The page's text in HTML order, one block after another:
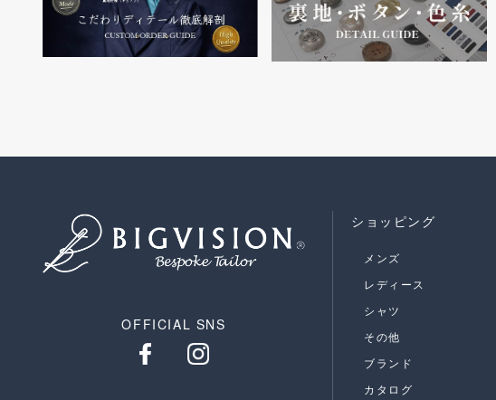
OFFICIAL SNS
ショッピング
メンズ
レディース
シャツ
その他
ブランド
カタログ